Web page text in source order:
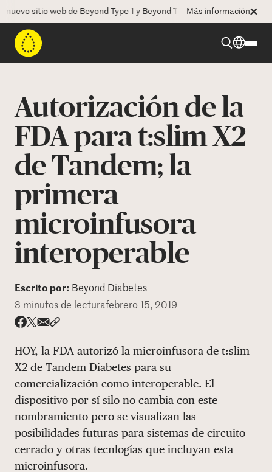
sitio web de Beyond Type 1 y Beyond Type 2! La CEO Deborah
Más información
Recursos
Programas
Quienes somos
DONAR
Autorización de la
FDA para t:slim X2
de Tandem; la
primera
microinfusora
interoperable
Escrito por: Beyond Diabetes
3 minutos de lecturafebrero 15, 2019
HOY, la FDA autorizó la microinfusora de t:slim
X2 de Tandem Diabetes para su
comercialización como interoperable. El
dispositivo por sí silo no cambia con este
nombramiento pero se visualizan las
posibilidades futuras para sistemas de circuito
cerrado y otras tecnlogías que incluyan esta
microinfusora.